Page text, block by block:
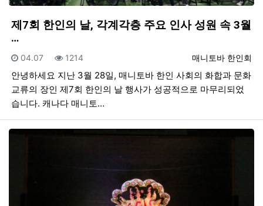
제7회 한인의 날, 각계각층 주요 인사 성원 속 3월
…
등록자
매니토바 한인회
등록일
04.07 조회
1214
안녕하세요 지난 3월 28일, 매니토바 한인 사회의 화합과 문화
교류의 장인 제7회 한인의 날 행사가 성공적으로 마무리되었
습니다. 캐나다 매니토…